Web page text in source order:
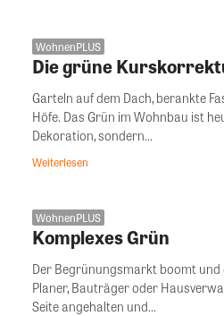
WohnenPLUS
Die grüne
Garteln auf dem Dach, berankte
Höfe. Das Grün im Wohnbau ist
Dekoration, sondern...
Weiterlesen
WohnenPLUS
Komplexes Grün
Der Begrünungsmarkt boomt
Planer, Bauträger oder
Seite angehalten und...